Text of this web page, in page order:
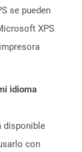
se pueden
XPS
idioma
disponible
con